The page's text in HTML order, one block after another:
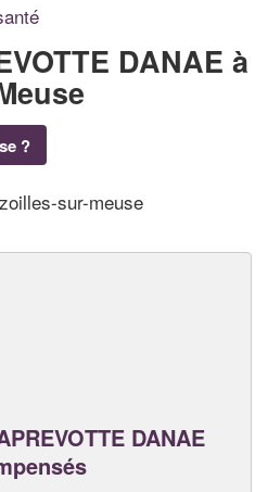
DANAE à
?
sur-meuse
DANAE